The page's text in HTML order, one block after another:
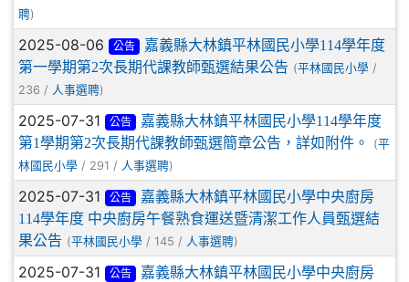
聘)
2025-08-06 公告
嘉義縣大林鎮平林國民小學114學年度
第一學期第2次長期代課教師甄選結果公告 (平林國民小學 /
236 / 人事選聘)
2025-07-31 公告
嘉義縣大林鎮平林國民小學114學年度
第1學期第2次長期代課教師甄選簡章公告，詳如附件。
(平
林國民小學 / 291 / 人事選聘)
2025-07-31 公告
嘉義縣大林鎮平林國民小學中央廚房
114學年度 中央廚房午餐熟食運送暨清潔工作人員甄選結
果公告 (平林國民小學 / 145 / 人事選聘)
2025-07-31 公告
嘉義縣大林鎮平林國民小學中央廚房